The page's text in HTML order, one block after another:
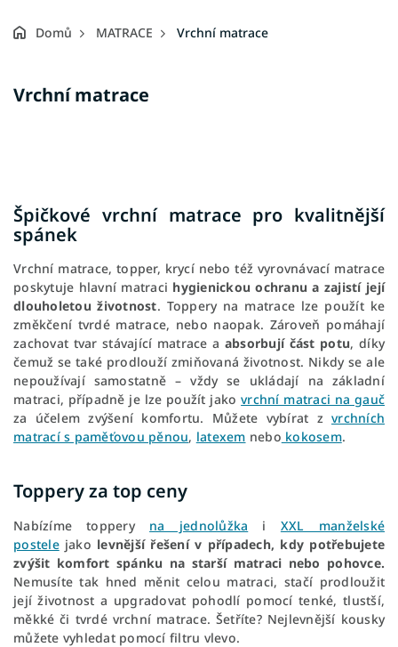
Domů MATRACE Vrchní matrace
Vrchní matrace
Špičkové vrchní matrace pro kvalitnější
spánek
Vrchní matrace, topper, krycí nebo též vyrovnávací matrace
poskytuje hlavní matraci hygienickou ochranu a zajistí její
dlouholetou životnost. Toppery na matrace lze použít ke
změkčení tvrdé matrace, nebo naopak. Zároveň pomáhají
zachovat tvar stávající matrace a absorbují část potu, díky
čemuž se také prodlouží zmiňovaná životnost. Nikdy se ale
nepoužívají samostatně – vždy se ukládají na základní
matraci, případně je lze použít jakovrchní matraci na gauč
za účelem zvýšení komfortu. Můžete vybírat z vrchních
matrací s paměťovou pěnou, latexem nebo kokosem.
Toppery za top ceny
Nabízíme toppery na jednolůžka i XXL manželské
postelejako levnější řešení v případech, kdy potřebujete
zvýšit komfort spánku na starší matraci nebo pohovce.
Nemusíte tak hned měnit celou matraci, stačí prodloužit
její životnost a upgradovat pohodlí pomocí tenké, tlustší,
měkké či tvrdé vrchní matrace. Šetříte? Nejlevnější kousky
můžete vyhledat pomocí filtru vlevo.